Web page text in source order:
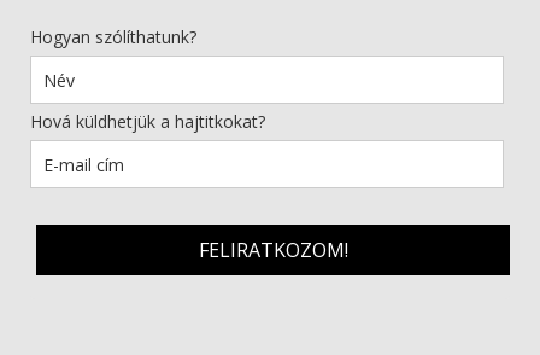
Hogyan szólíthatunk?
Hová küldhetjük a hajtitkokat?
FELIRATKOZOM!